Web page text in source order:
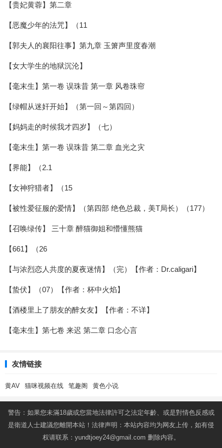
【贵妃黄蓉】第二章
【恶魔少年的法咒】（11
【郭夫人的襄阳往事】第九章 玉箫声里度春潮
【女大学生的地狱沉沦】
【毫末生】第一卷 误珠昔 第一章 风卷珠帘
【绿帽从迷奸开始】（第一回～第四回）
【妈妈走的时候我才四岁】（七）
【毫末生】第一卷 误珠昔 第二章 血光之灾
【界能】（2.1
【女神狩猎者】（15
【被性爱征服的爱情】（第四部 绝色总裁，美T局长）（177）
【召唤绿传】 三十章 醉猫御姐和懵懂熊猫
【661】（26
【与浓烈恋人共度的夏夜迷情】（完）【作者：Dr.caligari】
【蛰伏】（07）【作者：杯中火焰】
【酒楼里上了朋友的醉女友】【作者：不详】
【毫末生】第七卷 来迟 第二章 口念心言
友情链接
黄AV 猫咪视频在线 笔趣阁 黄色小说
警告：如果您未滿18歲或您當地法律許可之法定年齡、或是對情色反感或
是衛道人士建議您離開本站！法律声明：本站内容均为网友上传，如有侵
权请联系： yundtjoey24@gmail.com 删除内容。